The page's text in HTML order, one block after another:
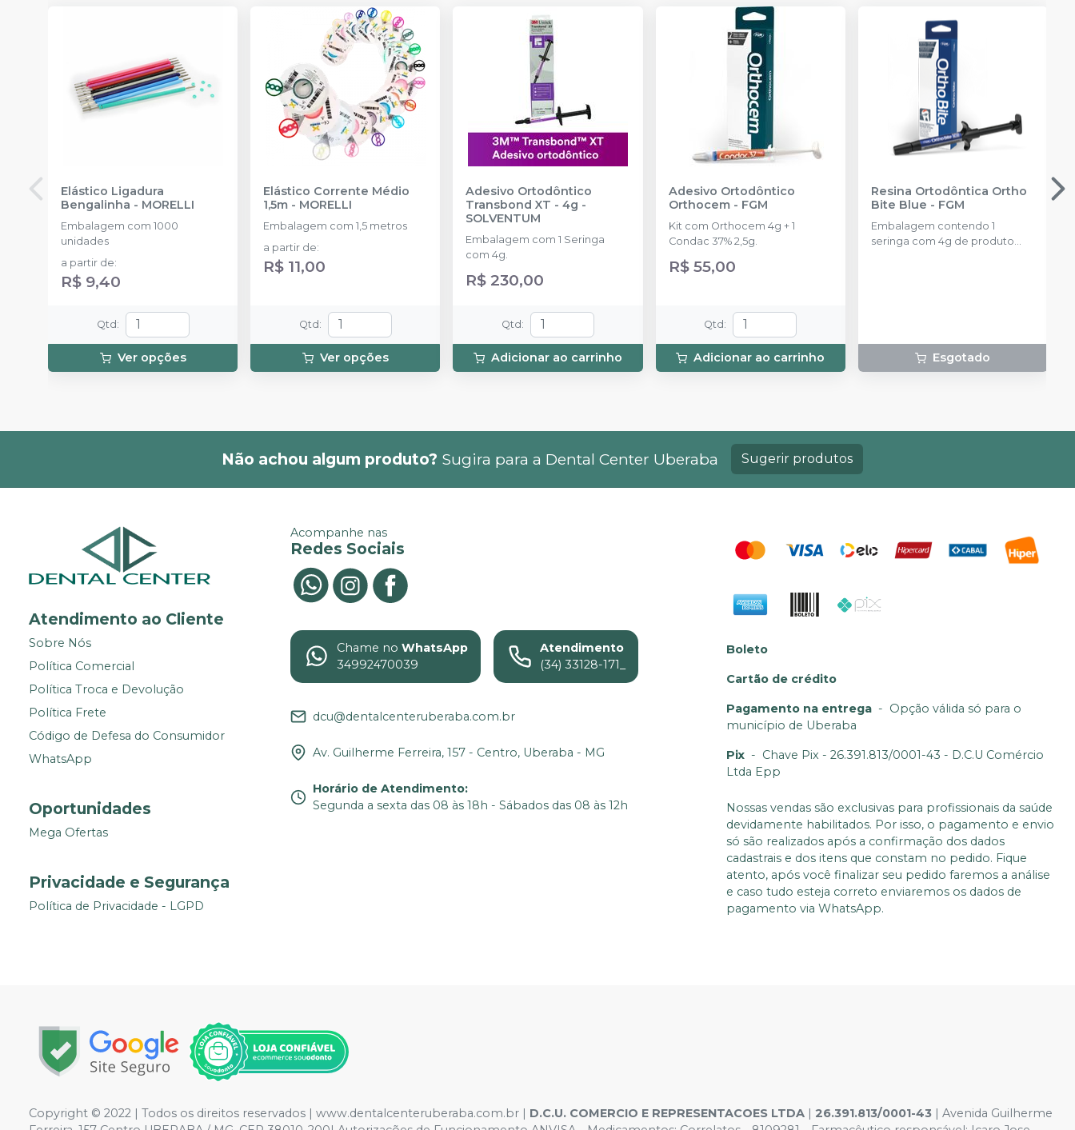
Elástico Ligadura
Bengalinha - MORELLI
Embalagem com 1000
unidades
a partir de:
R$ 9,40
Qtd :
Ver opções
Elástico Corrente Médio
1,5m - MORELLI
Embalagem com 1,5 metros
a partir de:
R$ 11,00
Qtd :
Ver opções
Adesivo Ortodôntico
Transbond XT - 4g -
SOLVENTUM
Embalagem com 1 Seringa
com 4g.
R$ 230,00
Qtd :
Adicionar ao carrinho
Adesivo Ortodôntico
Orthocem- FGM
Kit com Orthocem 4g + 1
Condac 37% 2,5g.
R$ 55,00
Qtd :
Adicionar ao carrinho
Resina Ortodôntica Ortho
Bite Blue - FGM
Embalagem contendo 1
seringa com 4g de produto
Esgotado
Não achou algum produto? Sugira para a Dental Center Uberaba Sugerir produtos
Atendimento ao Cliente
Sobre Nós
Política Comercial
Política Troca e Devolução
Política Frete
Código de Defesa do Consumidor
WhatsApp
Oportunidades
Mega Ofertas
Privacidade e Segurança
Política de Privacidade - LGPD
Acompanhe nas
Redes Sociais
Chame no WhatsApp
34992470039
Atendimento
(34) 33128-171_
dcu@dentalcenteruberaba.com.br
Av. Guilherme Ferreira, 157 - Centro, Uberaba - MG
Horário de Atendimento:
Segunda a sexta das 08 às 18h - Sábados das 08 às 12h
Boleto
Cartão de crédito
Pagamento na entrega - Opção válida só para o
município de Uberaba
Pix - Chave Pix - 26.391.813/0001-43 - D.C.U Comércio
Ltda Epp
Nossas vendas são exclusivas para profissionais da saúde
devidamente habilitados. Por isso, o pagamento e envio
só são realizados após a confirmação dos dados
cadastrais e dos itens que constam no pedido. Fique
atento, após você finalizar seu pedido faremos a análise
e caso tudo esteja correto enviaremos os dados de
pagamento via WhatsApp.
Copyright © 2022 | Todos os direitos reservados | www.dentalcenteruberaba.com.br | D.C.U. COMERCIO E REPRESENTACOES LTDA | 26.391.813/0001-43 | Avenida Guilherme